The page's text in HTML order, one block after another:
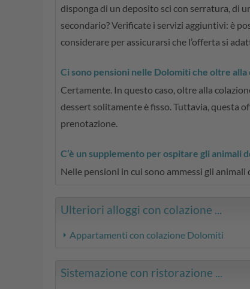
disponga di un deposito sci con serratura, di
secondario? Verificate i servizi aggiuntivi: è
considerare per assicurarsi che l’offerta si
Ci sono pensioni nelle Dolomiti che oltre
Certamente. In questo caso, oltre alla
dessert solitamente è fisso. Tuttavia, questa
prenotazione.
C’è un supplemento per ospitare gli animali
Nelle pensioni in cui sono ammessi gli
Ulteriori alloggi con colazione ...
Appartamenti con colazione Dolomiti
Sistemazione con ristorazione ...